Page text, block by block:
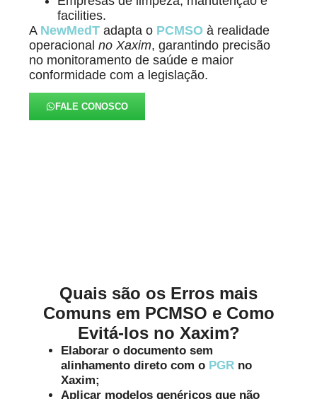
facilities.
A NewMedT adapta o PCMSO à realidade
operacionalno Xaxim, garantindo precisão
no monitoramento de saúde e maior
conformidade com a legislação.
FALE CONOSCO
Quais são os Erros mais
Comuns em PCMSO e Como
Evitá-los no Xaxim?
Elaborar o documento sem
alinhamento direto com o PGR no
Xaxim;
Aplicar modelos genéricos que não